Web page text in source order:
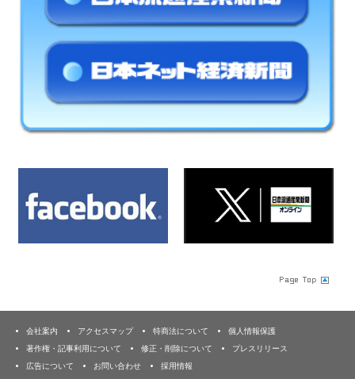
会社案内 アクセスマップ 特商法について
個人情報保護
著作権・記事利用について
修正・削除について
プレスリリース
広告について
お問い合わせ 採用情報